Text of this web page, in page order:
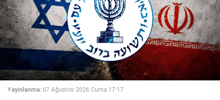
Yayınlanma: 07 Ağustos 2026 Cuma 17:17